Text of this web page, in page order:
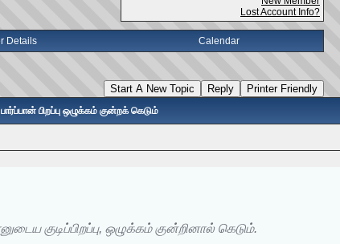
Lost Account Info?
Details Calendar
Start A New Topic Reply Printer Friendly
பிறப்பு ஒழுக்கம் குன்றக் கெடும்
குடிப்பிறப்பு, ஒழுக்கம் குன்றினால் கெடும்.